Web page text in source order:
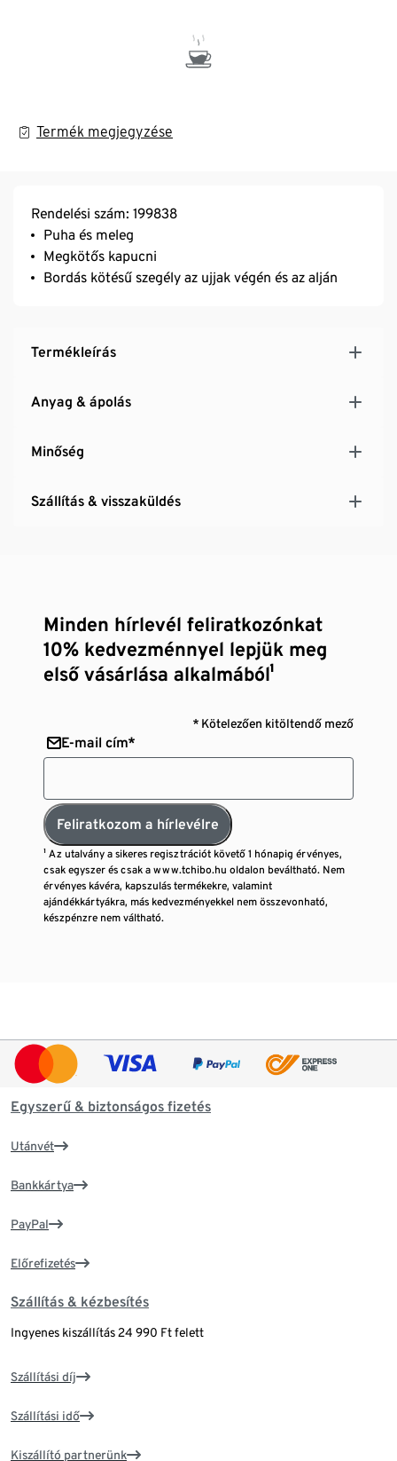
Termék megjegyzése
Rendelési szám: 199838
Puha és meleg
Megkötős kapucni
Bordás kötésű szegély az ujjak végén és az alján
Termékleírás
Anyag & ápolás
Minőség
Szállítás & visszaküldés
Minden hírlevél feliratkozónkat
10% kedvezménnyel lepjük meg
első vásárlása alkalmából¹
* Kötelezően kitöltendő mező
E-mail cím*
Feliratkozom a hírlevélre
¹ Az utalvány a sikeres regisztrációt követő 1 hónapig érvényes,
csak egyszer és csak a www.tchibo.hu oldalon beváltható. Nem
érvényes kávéra, kapszulás termékekre, valamint
ajándékkártyákra, más kedvezményekkel nem összevonható,
készpénzre nem váltható.
Egyszerű & biztonságos fizetés
Utánvét
Bankkártya
PayPal
Előrefizetés
Szállítás & kézbesítés
Ingyenes kiszállítás 24 990 Ft felett
Szállítási díj
Szállítási idő
Kiszállító partnerünk